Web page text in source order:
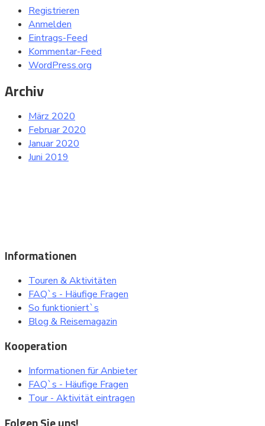
Registrieren
Anmelden
Eintrags-Feed
Kommentar-Feed
WordPress.org
Archiv
März 2020
Februar 2020
Januar 2020
Juni 2019
Informationen
Touren & Aktivitäten
FAQ`s - Häufige Fragen
So funktioniert`s
Blog & Reisemagazin
Kooperation
Informationen für Anbieter
FAQ`s - Häufige Fragen
Tour - Aktivität eintragen